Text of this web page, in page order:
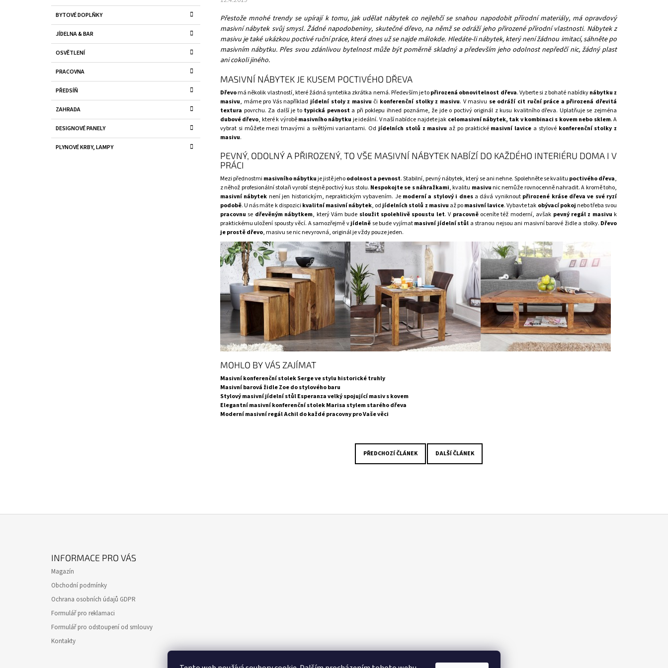
G
O
R
E
BYTOVÉ DOPLŇKY
JÍDELNA & BAR
OSVĚTLENÍ
PRACOVNA
PŘEDSÍŇ
ZAHRADA
DESIGNOVÉ PANELY
PLYNOVÉ KRBY, LAMPY
Přestože mnohé trendy se upírají k tomu, jak udělat nábytek co nejlehčí se snahou napodobit přírodní materiály, má opravdový
masivní nábytek svůj smysl. Žádné napodobeniny, skutečné dřevo, na němž se odráží jeho přirozené přírodní vlastnosti. Nábytek z
masivu je také ukázkou poctivé ruční práce, která dnes už se najde málokde. Hledáte-li nábytek, který není žádnou imitací, sáhněte po
masivním nábytku. Přes svou zdánlivou bytelnost může být poměrně skladný a především jeho odolnost nepředčí nic, žádný plast
ani cokoli jiného.
MASIVNÍ NÁBYTEK JE KUSEM POCTIVÉHO DŘEVA
Dřevomá několik vlastností, které žádná syntetika zkrátka nemá. Především je topřirozená obnovitelnost dřeva. Vyberte si z bohaté nabídkynábytku z
masivu, máme pro Vás napříkladjídelní stoly z masivu či konferenční stolky z masivu. V masivu se odráží cit ruční práce a přirozená dřevitá
textura povrchu. Za další je to typická pevnost a při poklepu ihned poznáme, že jde o poctivý originál z kusu kvalitního dřeva. Uplatňuje se zejména
dubové dřevo, které k výroběmasivního nábytku je ideální. V naší nabídce najdete jak celomasivní nábytek, tak v kombinaci s kovem nebo sklem. A
vybrat si můžete mezi tmavými a světlými variantami. Od jídelních stolů z masivu až po praktické masivní lavice a stylové konferenční stolky z
masivu.
PEVNÝ, ODOLNÝ A PŘIROZENÝ, TO VŠE MASIVNÍ NÁBYTEK NABÍZÍ DO KAŽDÉHO INTERIÉRU DOMA I V
PRÁCI
Mezi přednostmi masivního nábytkuje jistě jehoodolnost a pevnost. Stabilní, pevný nábytek, který se ani nehne. Spolehněte se kvalitu poctivého dřeva,
z něhož profesionální stolaři vyrobí stejně poctivý kus stolu. Nespokojte se s náhražkami, kvalitu masivunic nemůže rovnocenně nahradit. A kromě toho,
masivní nábytek není jen historickým, nepraktickým vybavením. Je moderní a stylový i dnesa dává vyniknout přirozené kráse dřeva ve své ryzí
podobě. U nás máte k dispozici kvalitní masivní nábytek, odjídelních stolů z masivu až pomasivní lavice. Vybavte tak obývací pokojnebo třeba svou
pracovnu se dřevěným nábytkem, který Vám bude sloužit spolehlivě spoustu let. V pracovněoceníte též moderní, avšak pevný regál z masivu k
praktickému uložení spousty věcí. A samozřejmě vjídelněse bude vyjímatmasivní jídelní stůl a stranou nejsou ani masivní barové židle a stolky. Dřevo
je prostě dřevo, masivu se nic nevyrovná, originál je vždy pouze jeden.
MOHLO BY VÁS ZAJÍMAT
Masivní konferenční stolek Serge ve stylu historické truhly
Masivní barová židle Zoe do stylového baru
Stylový masivní jídelní stůl Esperanza velký spojující masiv s kovem
Elegantní masivní konferenční stolek Marisa stylem starého dřeva
Moderní masivní regál Achil do každé pracovny pro Vaše věci
PŘEDCHOZÍ ČLÁNEK DALŠÍ ČLÁNEK
INFORMACE PRO VÁS
Magazín
Obchodní podmínky
Ochrana osobních údajů GDPR
Formulář pro reklamaci
Formulář pro odstoupení od smlouvy
Kontakty